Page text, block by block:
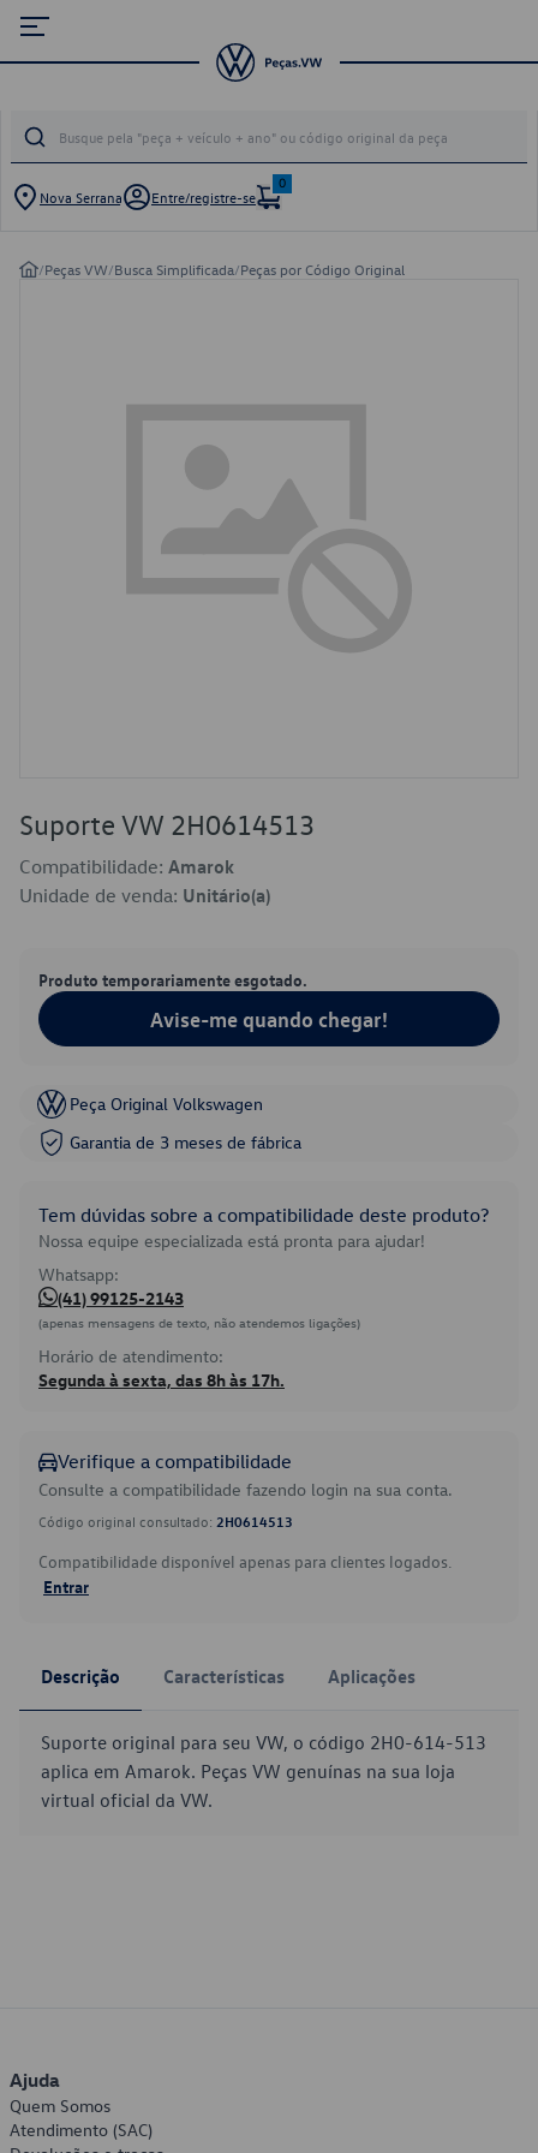
Nova Serrana Entre/registre-se
0
/Peças VW/Busca Simplificada/Peças por Código Original
Suporte VW 2H0614513
Compatibilidade: Amarok
Unidade de venda: Unitário(a)
Produto temporariamente esgotado.
Avise-me quando chegar!
Peça Original Volkswagen
Garantia de 3 meses de fábrica
Tem dúvidas sobre a compatibilidade deste produto?
Nossa equipe especializada está pronta para ajudar!
Whatsapp:
(41) 99125-2143
(apenas mensagens de texto, não atendemos ligações)
Horário de atendimento:
Segunda à sexta, das 8h às 17h.
Verifique a compatibilidade
Consulte a compatibilidade fazendo login na sua conta.
Código original consultado: 2H0614513
Compatibilidade disponível apenas para clientes logados.
Entrar
Descrição Características Aplicações
Suporte original para seu VW, o código 2H0-614-513
aplica em Amarok. Peças VW genuínas na sua loja
virtual oficial da VW.
Ajuda
Quem Somos
Atendimento (SAC)